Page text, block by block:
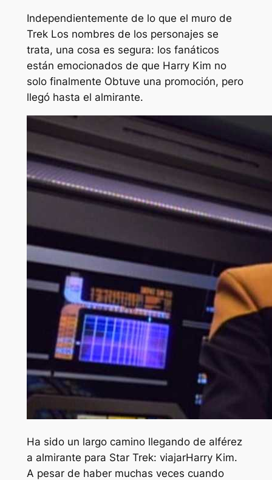
Independientemente de lo que el muro de
TrekLos nombres de los personajes se
trata, una cosa es segura: los fanáticos
están emocionados de que Harry Kim no
solo finalmente Obtuve una promoción, pero
llegó hasta el almirante.
Ha sido un largo camino llegando de alférez
a almirante para Star Trek: viajarHarry Kim.
A pesar de haber muchas veces cuando